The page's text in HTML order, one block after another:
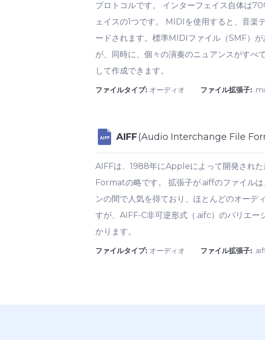
プロトコルです。 インターフェイス自体は
ェイスの1つです。 MIDIを使用すると、音楽
ードされます。標準MIDIファイル（SMF）
が、同時に、個々の演奏のニュアンスがすべ
して作成できます。
ファイルタイプ: オーディオ ファイル拡張子:
AIFF AIFF(Audio Interchange File
AIFFは、1988年にAppleによって開発され
Formatの略です。 拡張子が.aiffのファイル
ンの間で人気を得ており、ほとんどのオーデ
すが、AIFF-C非可逆形式（.aifc）のバリエー
かります。
ファイルタイプ: オーディオ ファイル拡張子: